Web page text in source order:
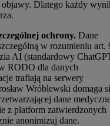
objawy. Dlatego każdy
ochrony. Dane
w rozumieniu art.
AI (standardowy
RODO dla danych
trafiają na serwery
Wróblewski domaga
dane
z platform zatwierdzonych
anonimizuj dane.